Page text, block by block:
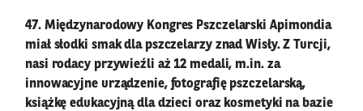
47. Międzynarodowy Kongres Pszczelarski Apimondia
miał słodki smak dla pszczelarzy znad Wisły. Z Turcji,
nasi rodacy przywieźli aż 12 medali, m.in. za
innowacyjne urządzenie, fotografię pszczelarską,
książkę edukacyjną dla dzieci oraz kosmetyki na bazie